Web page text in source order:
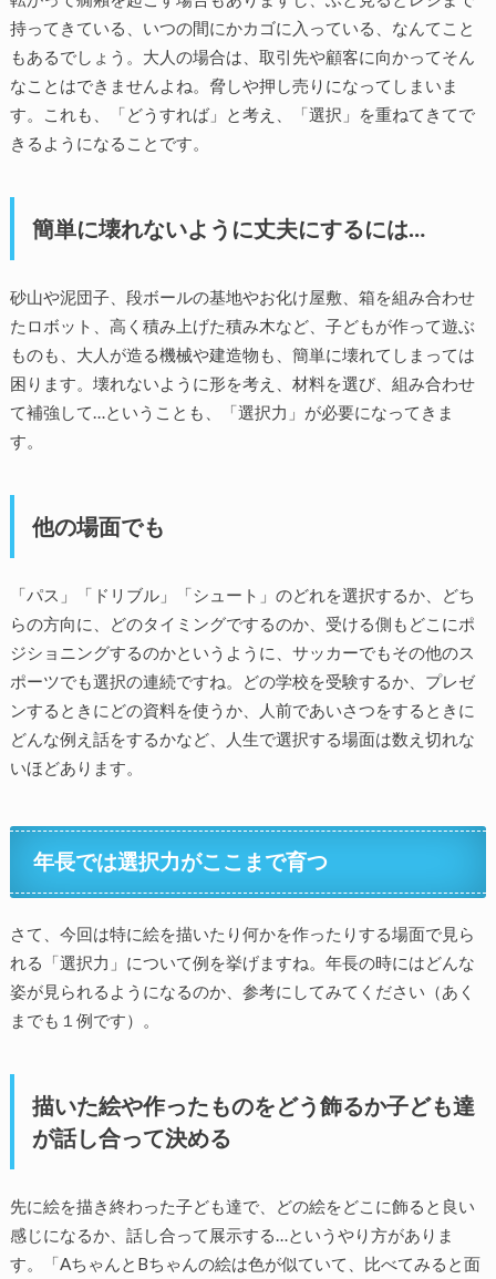
持ってきている、いつの間にかカゴに入っている、なんてこと
もあるでしょう。大人の場合は、取引先や顧客に向かってそん
なことはできませんよね。脅しや押し売りになってしまいま
す。これも、「どうすれば」と考え、「選択」を重ねてきてで
きるようになることです。
簡単に壊れないように丈夫にするには…
砂山や泥団子、段ボールの基地やお化け屋敷、箱を組み合わせ
たロボット、高く積み上げた積み木など、子どもが作って遊ぶ
ものも、大人が造る機械や建造物も、簡単に壊れてしまっては
困ります。壊れないように形を考え、材料を選び、組み合わせ
て補強して…ということも、「選択力」が必要になってきま
す。
他の場面でも
「パス」「ドリブル」「シュート」のどれを選択するか、どち
らの方向に、どのタイミングでするのか、受ける側もどこにポ
ジショニングするのかというように、サッカーでもその他のス
ポーツでも選択の連続ですね。どの学校を受験するか、プレゼ
ンするときにどの資料を使うか、人前であいさつをするときに
どんな例え話をするかなど、人生で選択する場面は数え切れな
いほどあります。
年長では選択力がここまで育つ
さて、今回は特に絵を描いたり何かを作ったりする場面で見ら
れる「選択力」について例を挙げますね。年長の時にはどんな
姿が見られるようになるのか、参考にしてみてください（あく
までも１例です）。
描いた絵や作ったものをどう飾るか子ども達
が話し合って決める
先に絵を描き終わった子ども達で、どの絵をどこに飾ると良い
感じになるか、話し合って展示する…というやり方がありま
す。「AちゃんとBちゃんの絵は色が似ていて、比べてみると面